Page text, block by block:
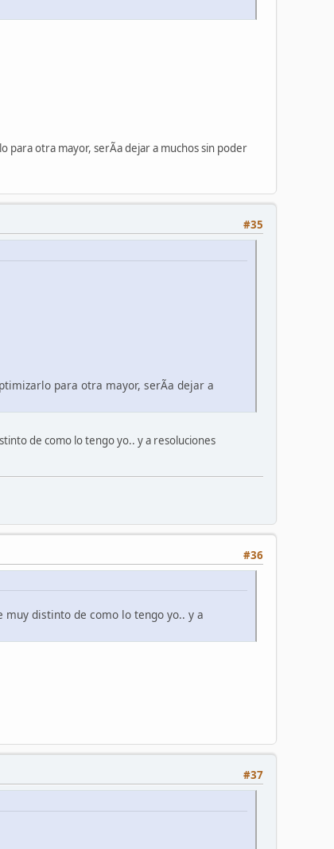
para otra mayor, serÃ­a dejar a muchos sin poder
#35
para otra mayor, serÃ­a dejar a
de como lo tengo yo.. y a resoluciones
#36
muy distinto de como lo tengo yo.. y a
#37